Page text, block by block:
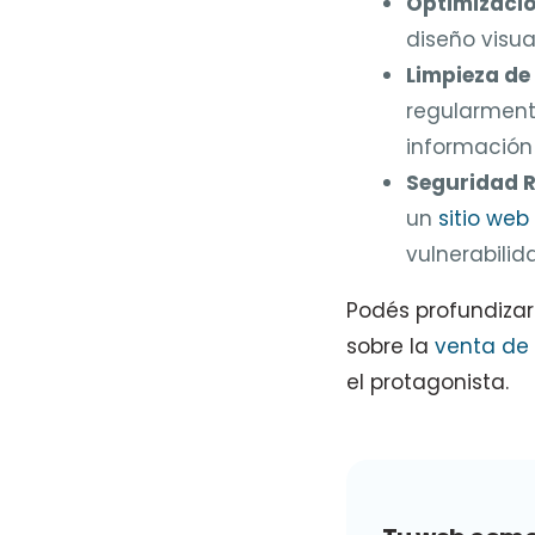
diseño
Limpieza
Seguridad
un sitio
Podés
sobre la venta de
el protagonista.